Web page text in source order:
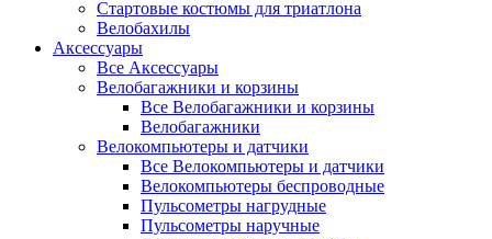
Стартовые костюмы для триатлона
Велобахилы
Аксессуары
Все Аксессуары
Велобагажники и корзины
Все Велобагажники и корзины
Велобагажники
Велокомпьютеры и датчики
Все Велокомпьютеры и датчики
Велокомпьютеры беспроводные
Пульсометры нагрудные
Пульсометры наручные